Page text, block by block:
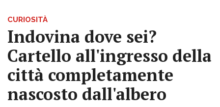
CURIOSITÀ
Indovina dove sei?
Cartello all'ingresso della
città completamente
nascosto dall'albero